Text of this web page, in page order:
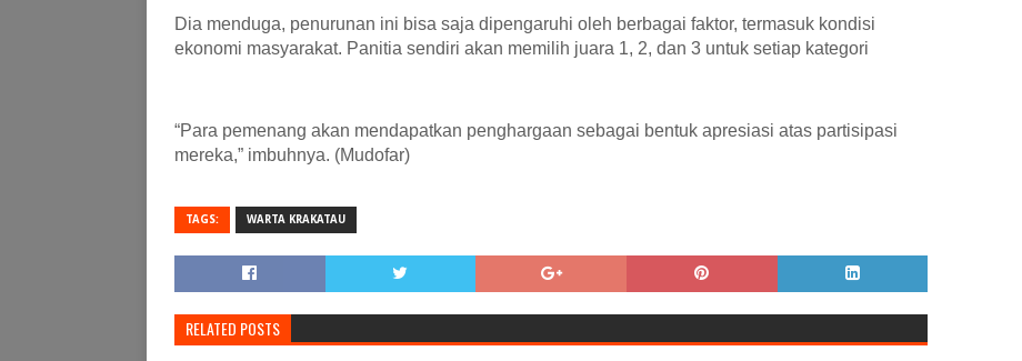
Dia menduga, penurunan ini bisa saja dipengaruhi oleh berbagai faktor, termasuk kondisi
ekonomi masyarakat. Panitia sendiri akan memilih juara 1, 2, dan 3 untuk setiap kategori
“Para pemenang akan mendapatkan penghargaan sebagai bentuk apresiasi atas partisipasi
mereka,” imbuhnya. (Mudofar)
TAGS: WARTA KRAKATAU
RELATED POSTS